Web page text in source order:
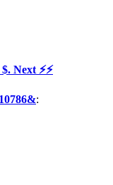
Next ⚡⚡
: